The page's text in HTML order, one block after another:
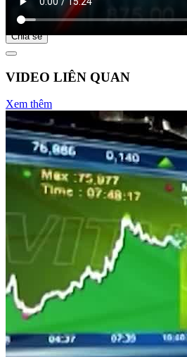
Bắt đầu tại
Chia sẻ
VIDEO LIÊN QUAN
Xem thêm